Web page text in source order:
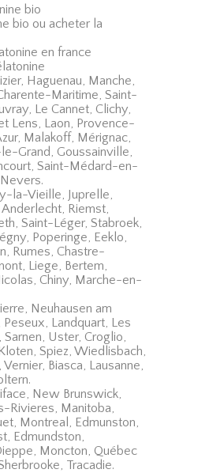
bio
bio ou acheter la
en france
Haguenau, Manche,
Maritime, Saint-
Le Cannet, Clichy,
Lens, Laon, Provence-
Malakoff, Mérignac,
Grand, Goussainville,
Saint-Médard-en-
la-Vieille, Juprelle,
Riemst,
Saint-Léger, Stabroek,
Poperinge, Eeklo,
Rumes, Chastre-
Liege, Bertem,
Chiny, Marche-en-
Neuhausen am
Landquart, Les
Uster, Croglio,
Spiez, Wiedlisbach,
Biasca, Lausanne,
New Brunswick,
Rivieres, Manitoba,
Montreal, Edmunston,
Edmundston,
Moncton, Québec
Tracadie.